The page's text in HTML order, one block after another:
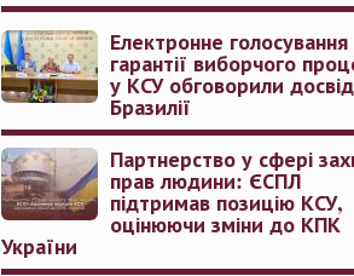
Електронне голосування
гарантії виборчого
у КСУ обговорили досвід
Бразилії
Партнерство у сфері
прав людини: ЄСПЛ
підтримав позицію КСУ,
оцінюючи зміни до КПК
України